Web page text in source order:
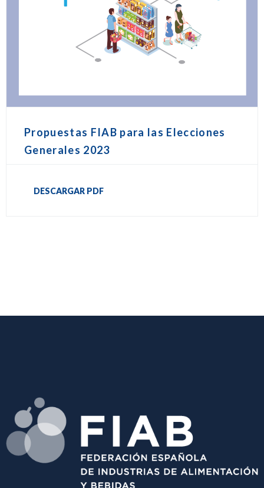
Propuestas FIAB para las Elecciones
Generales 2023
DESCARGAR PDF